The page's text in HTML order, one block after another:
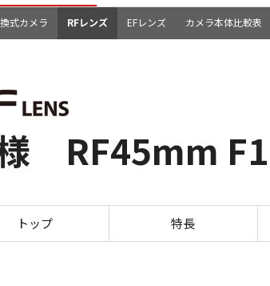
式カメラ RFレンズ EFレンズ カメラ本体比較表
RF45mm
トップ 特長